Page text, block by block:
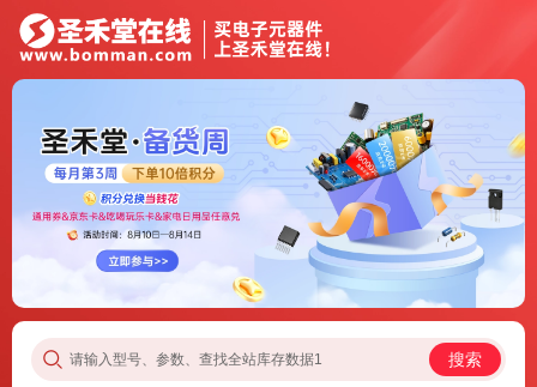
请输入型号、参数、查找全站库存数据1 搜索